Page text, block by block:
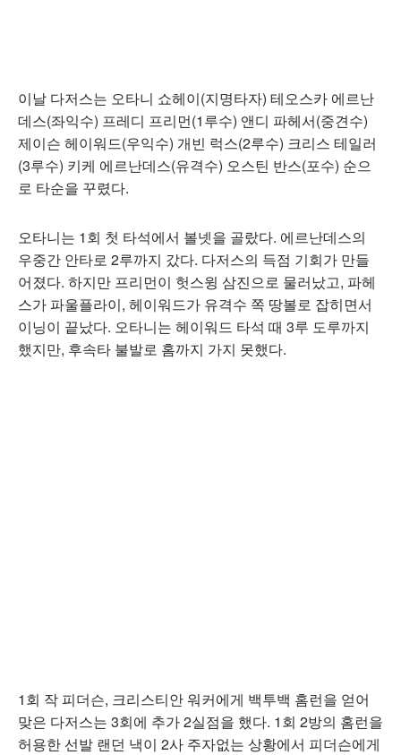
이날 다저스는 오타니 쇼헤이(지명타자) 테오스카 에르난
데스(좌익수) 프레디 프리먼(1루수) 앤디 파헤서(중견수)
제이슨 헤이워드(우익수) 개빈 럭스(2루수) 크리스 테일러
(3루수) 키케 에르난데스(유격수) 오스틴 반스(포수) 순으
로 타순을 꾸렸다.
오타니는 1회 첫 타석에서 볼넷을 골랐다. 에르난데스의
우중간 안타로 2루까지 갔다. 다저스의 득점 기회가 만들
어졌다. 하지만 프리먼이 헛스윙 삼진으로 물러났고, 파헤
스가 파울플라이, 헤이워드가 유격수 쪽 땅볼로 잡히면서
이닝이 끝났다. 오타니는 헤이워드 타석 때 3루 도루까지
했지만, 후속타 불발로 홈까지 가지 못했다.
1회 작 피더슨, 크리스티안 워커에게 백투백 홈런을 얻어
맞은 다저스는 3회에 추가 2실점을 했다. 1회 2방의 홈런을
허용한 선발 랜던 낵이 2사 주자없는 상황에서 피더슨에게